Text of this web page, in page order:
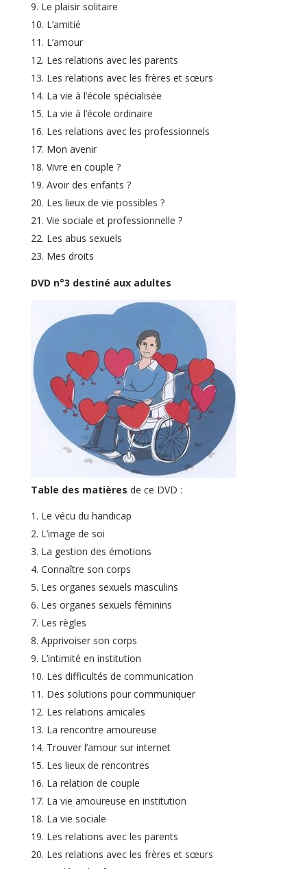
Le plaisir solitaire
L’amitié
L’amour
Les relations avec les parents
Les relations avec les frères et sœurs
La vie à l’école spécialisée
La vie à l’école ordinaire
Les relations avec les professionnels
Mon avenir
Vivre en couple ?
Avoir des enfants ?
Les lieux de vie possibles ?
Vie sociale et professionnelle ?
Les abus sexuels
Mes droits
DVD n°3 destiné aux adultes
Table des matières de ce DVD :
Le vécu du handicap
L’image de soi
La gestion des émotions
Connaître son corps
Les organes sexuels masculins
Les organes sexuels féminins
Les règles
Apprivoiser son corps
L’intimité en institution
Les difficultés de communication
Des solutions pour communiquer
Les relations amicales
La rencontre amoureuse
Trouver l’amour sur internet
Les lieux de rencontres
La relation de couple
La vie amoureuse en institution
La vie sociale
Les relations avec les parents
Les relations avec les frères et sœurs